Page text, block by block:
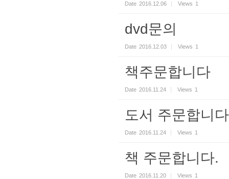
Date 2016.12.06 Views 1
dvd문의
Date 2016.12.03 Views 1
책주문합니다
Date 2016.11.24 Views 1
도서 주문합니
Date 2016.11.24 Views 1
책 주문합니다.
Date 2016.11.20 Views 1